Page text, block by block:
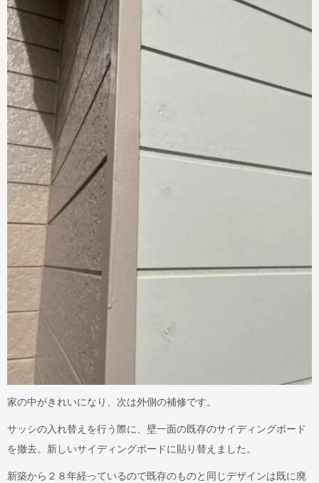
家の中がきれいになり、次は外側の補修です。
サッシの入れ替えを行う際に、壁一面の既存のサイディングボード
を撤去。新しいサイディングボードに貼り替えました。
新築から２８年経っているので既存のものと同じデザインは既に廃